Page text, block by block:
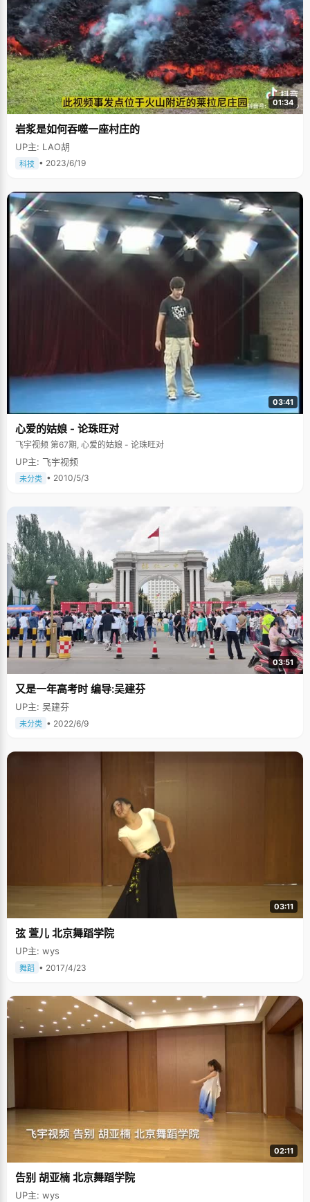
01:34
岩浆是如何吞噬一座村庄的
UP主: LAO胡
科技 • 2023/6/19
03:41
心爱的姑娘 - 论珠旺对
飞宇视频 第67期, 心爱的姑娘 - 论珠旺对
UP主: 飞宇视频
未分类 • 2010/5/3
03:51
又是一年高考时 编导:吴建芬
UP主: 吴建芬
未分类 • 2022/6/9
03:11
弦 萱儿 北京舞蹈学院
UP主: wys
舞蹈 • 2017/4/23
02:11
告别 胡亚楠 北京舞蹈学院
UP主: wys